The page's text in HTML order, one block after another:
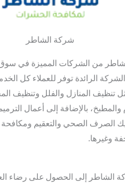
شركة الشاطر
من الشركات المميزة في سوق
الرائدة توفر للعملاء كل
تنظيف المنازل والفلل وتنظيف
والمطبخ، بالإضافة إلى أعمال
الصرف الصحي والتعقيم
وغيرها.
الشاطر إلى الحصول على رضاء